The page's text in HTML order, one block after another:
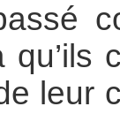
qu’ils
leur